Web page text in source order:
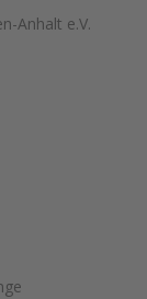
Anhalt e.V.